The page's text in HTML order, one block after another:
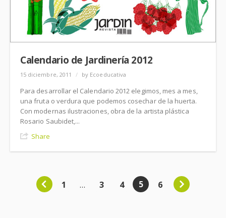
Calendario de Jardinería 2012
15 diciembre, 2011 / by Ecoeducativa
Para desarrollar el Calendario 2012 elegimos, mes a mes,
una fruta o verdura que podemos cosechar de la huerta.
Con modernas ilustraciones, obra de la artista plástica
Rosario Saubidet,...
Share
1 … 3 4 5 6